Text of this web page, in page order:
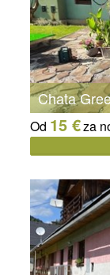
Chata
Od 15 €za